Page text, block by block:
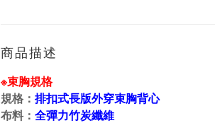
商品描述
※束胸規格
規格： 排扣式長版外穿束胸背心
布料： 全彈力竹炭纖維